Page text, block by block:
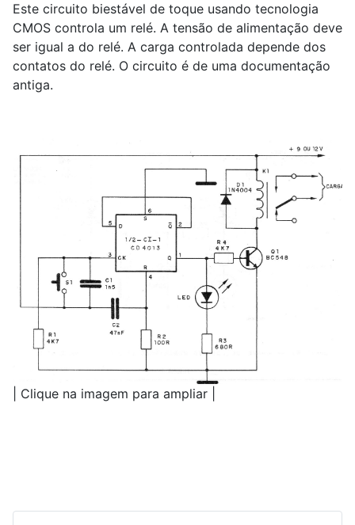
Este circuito biestável de toque usando tecnologia
CMOS controla um relé. A tensão de alimentação deve
ser igual a do relé. A carga controlada depende dos
contatos do relé. O circuito é de uma documentação
antiga.
| Clique na imagem para ampliar |